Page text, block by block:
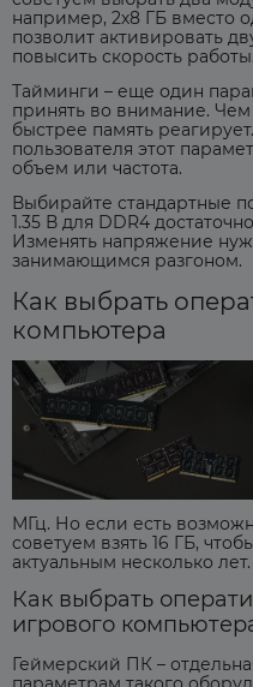
например, 2х8 ГБ вместо
позволит активировать
повысить скорость работы.
Тайминги – еще один
принять во внимание.
быстрее память
пользователя этот
объем или частота.
Выбирайте стандартные
1.35 В для DDR4
Изменять напряжение
занимающимся разгоном.
Как выбрать
компьютера
МГц. Но если есть
советуем взять 16 ГБ,
актуальным несколько лет.
Как выбрать
игрового
Геймерский ПК –